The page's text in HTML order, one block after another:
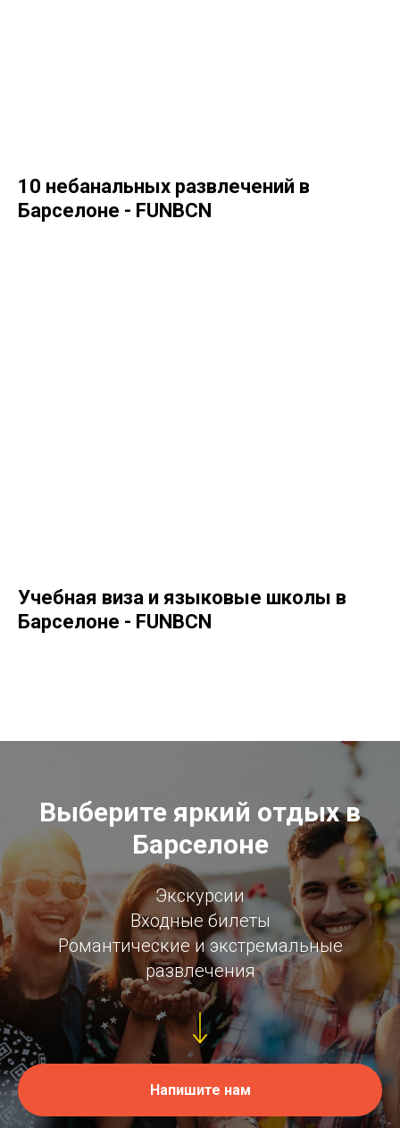
10 небанальных развлечений в
Барселоне - FUNBCN
Учебная виза и языковые школы в
Барселоне - FUNBCN
Выберите яркий отдых в
Барселоне
Экскурсии
Входные билеты
Романтические и экстремальные
развлечения
Напишите нам